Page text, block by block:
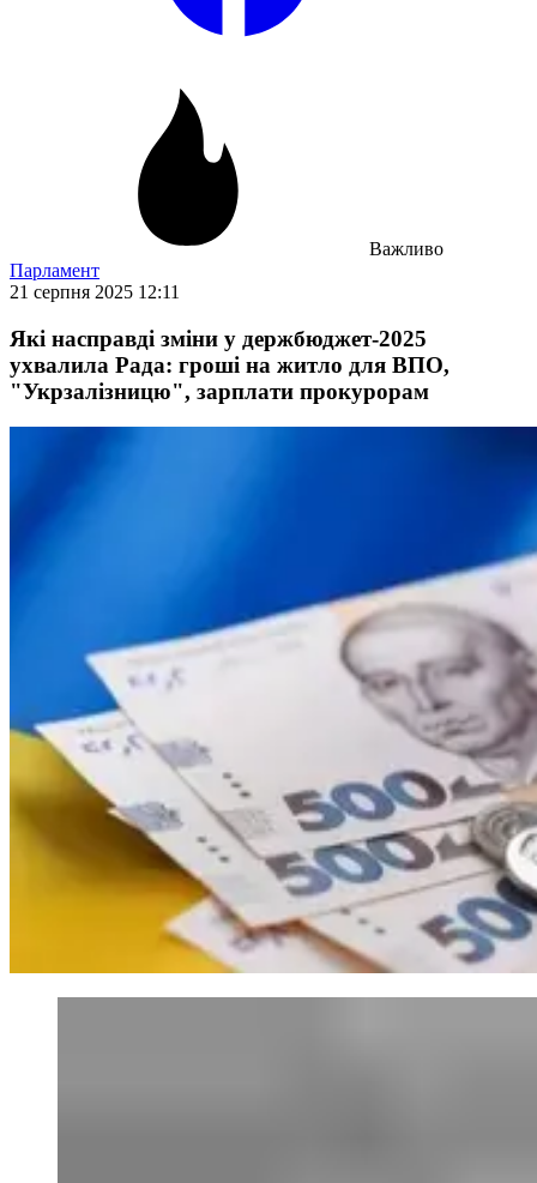
Важливо
Парламент
21 серпня 2025 12:11
Які насправді зміни у держбюджет-2025
ухвалила Рада: гроші на житло для ВПО,
"Укрзалізницю", зарплати прокурорам